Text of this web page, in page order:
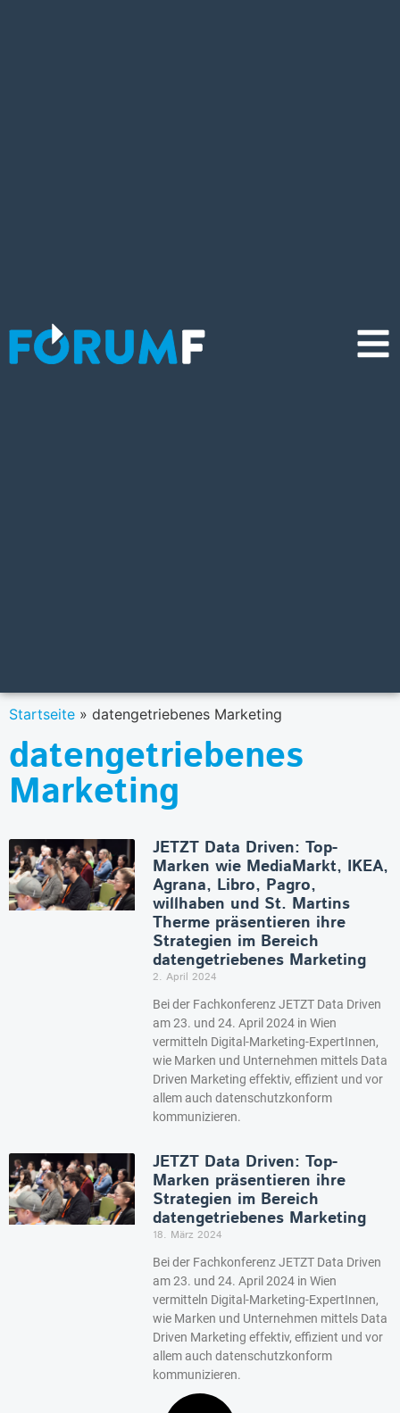
Startseite » datengetriebenes Marketing
datengetriebenes
Marketing
JETZT Data Driven: Top-
Marken wie MediaMarkt, IKEA,
Agrana, Libro, Pagro,
willhaben und St. Martins
Therme präsentieren ihre
Strategien im Bereich
datengetriebenes Marketing
2. April 2024
Bei der Fachkonferenz JETZT Data Driven
am 23. und 24. April 2024 in Wien
vermitteln Digital-Marketing-ExpertInnen,
wie Marken und Unternehmen mittels Data
Driven Marketing effektiv, effizient und vor
allem auch datenschutzkonform
kommunizieren.
JETZT Data Driven: Top-
Marken präsentieren ihre
Strategien im Bereich
datengetriebenes Marketing
18. März 2024
Bei der Fachkonferenz JETZT Data Driven
am 23. und 24. April 2024 in Wien
vermitteln Digital-Marketing-ExpertInnen,
wie Marken und Unternehmen mittels Data
Driven Marketing effektiv, effizient und vor
allem auch datenschutzkonform
kommunizieren.